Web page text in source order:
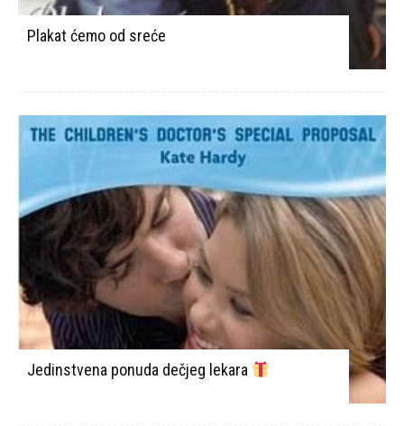
Plakat ćemo od sreće
Jedinstvena ponuda dečjeg lekara